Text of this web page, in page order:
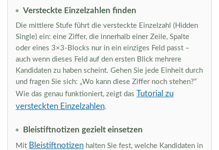
Versteckte Einzelzahlen finden
Die mittlere Stufe führt die versteckte Einzelzahl (Hidden
Single) ein: eine Ziffer, die innerhalb einer Zeile, Spalte
oder eines 3×3-Blocks nur in ein einziges Feld passt –
auch wenn dieses Feld auf den ersten Blick mehrere
Kandidaten zu haben scheint. Gehen Sie jede Einheit durch
und fragen Sie sich: „Wo kann diese Ziffer noch stehen?“
Wie das genau funktioniert, zeigt das Tutorial zu
versteckten Einzelzahlen.
Bleistiftnotizen gezielt einsetzen
Mit Bleistiftnotizen halten Sie fest, welche Kandidaten in